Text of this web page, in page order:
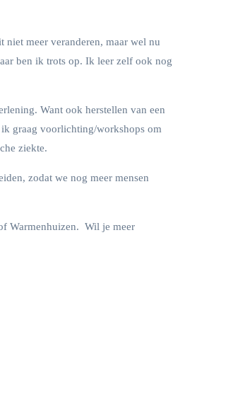
meer veranderen, maar wel nu
ben ik trots op. Ik leer zelf ook nog
Want ook herstellen van een
graag voorlichting/workshops om
ziekte.
zodat we nog meer mensen
Warmenhuizen. Wil je meer